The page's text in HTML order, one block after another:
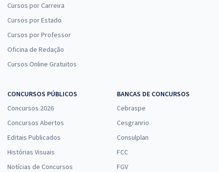
Cursos por Carreira
Cursos por Estado
Cursos por Professor
Oficina de Redação
Cursos Online Gratuitos
CONCURSOS PÚBLICOS
Concursos 2026
Concursos Abertos
Editais Publicados
Histórias Visuais
Notícias de Concursos
BANCAS DE CONCURSOS
Cebraspe
Cesgranrio
Consulplan
FCC
FGV